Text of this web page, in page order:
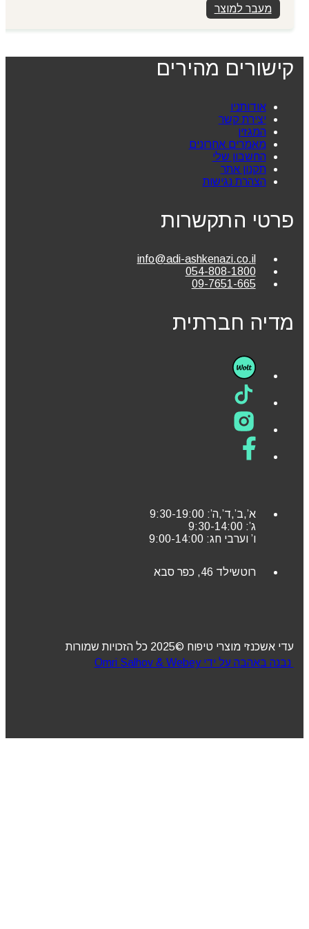
מעבר למוצר
קישורים מהירים
אודותניו
יצירת קשר
המגזין
מאמרים אחרונים
החשבון שלי
תקנון אתר
הצהרת נגישות
פרטי התקשרות
info@adi-ashkenazi.co.il
054-808-1800
09-7651-665
מדיה חברתית
א’,ב’,ד’,ה’: 9:30-19:00
ג’: 9:30-14:00
ו’ וערבי חג: 9:00-14:00
רוטשילד 46, כפר סבא
עדי אשכנזי מוצרי טיפוח ©2025 כל הזכויות שמורות
נבנה באהבה על ידי Omri Salhov & Webey